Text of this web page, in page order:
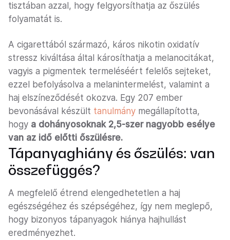
tisztában azzal, hogy felgyorsíthatja az őszülés
folyamatát is.
A cigarettából származó, káros nikotin oxidatív
stressz kiváltása által károsíthatja a melanocitákat,
vagyis a pigmentek termeléséért felelős sejteket,
ezzel befolyásolva a melanintermelést, valamint a
haj elszíneződését okozva. Egy 207 ember
bevonásával készült tanulmány megállapította,
hogy a dohányosoknak 2,5-szer nagyobb esélye
van az idő előtti őszülésre.
Tápanyaghiány és őszülés: van
összefüggés?
A megfelelő étrend elengedhetetlen a haj
egészségéhez és szépségéhez, így nem meglepő,
hogy bizonyos tápanyagok hiánya hajhullást
eredményezhet.